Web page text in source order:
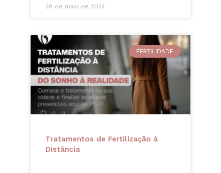
28 de maio de 2024
FERTILIDADE
Tratamentos de Fertilização à
Distância